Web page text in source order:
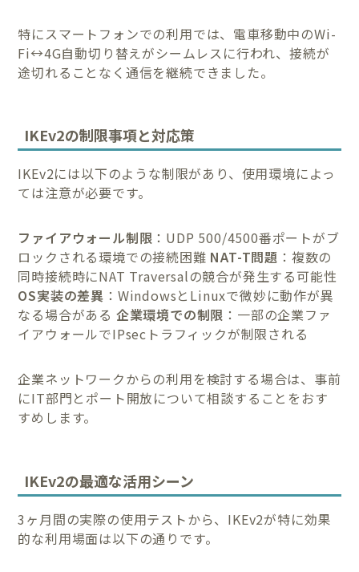
特にスマートフォンでの利用では、電車移動中のWi-
Fi↔4G自動切り替えがシームレスに行われ、接続が
途切れることなく通信を継続できました。
IKEv2の制限事項と対応策
IKEv2には以下のような制限があり、使用環境によっ
ては注意が必要です。
ファイアウォール制限 ：UDP 500/4500番ポートがブ
ロックされる環境での接続困難 NAT-T問題 ：複数の
同時接続時にNAT Traversalの競合が発生する可能性
OS実装の差異 ：WindowsとLinuxで微妙に動作が異
なる場合がある 企業環境での制限 ：一部の企業ファ
イアウォールでIPsecトラフィックが制限される
企業ネットワークからの利用を検討する場合は、事前
にIT部門とポート開放について相談することをおす
すめします。
IKEv2の最適な活用シーン
3ヶ月間の実際の使用テストから、IKEv2が特に効果
的な利用場面は以下の通りです。